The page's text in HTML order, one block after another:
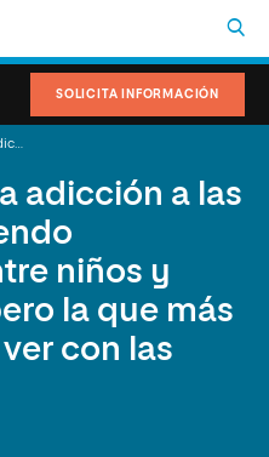
SOLICITA INFORMACIÓN
adicción a las
niños y
la que más
con las